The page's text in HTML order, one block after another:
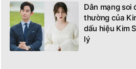
Dân mạng soi
thường của
dấu hiệu Kim
lý